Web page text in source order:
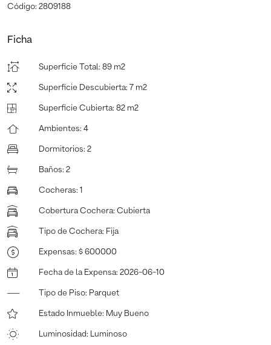
Código: 2809188
Ficha
Superficie Total : 89 m2
Superficie Descubierta: 7 m2
Superficie Cubierta: 82 m2
Ambientes: 4
Dormitorios: 2
Baños: 2
Cocheras: 1
Cobertura Cochera: Cubierta
Tipo de Cochera: Fija
Expensas: $ 600000
Fecha de la Expensa: 2026-06-10
Tipo de Piso: Parquet
Estado Inmueble: Muy Bueno
Luminosidad: Luminoso